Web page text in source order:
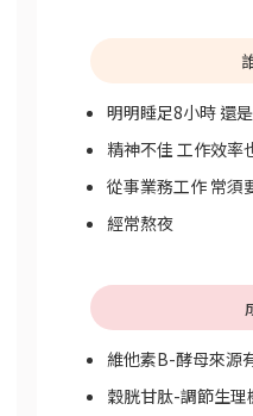
明明睡足8小時 還
精神不佳 工作效率
從事業務工作 常須
經常熬夜
維他素B-酵母來源
穀胱甘肽-調節生